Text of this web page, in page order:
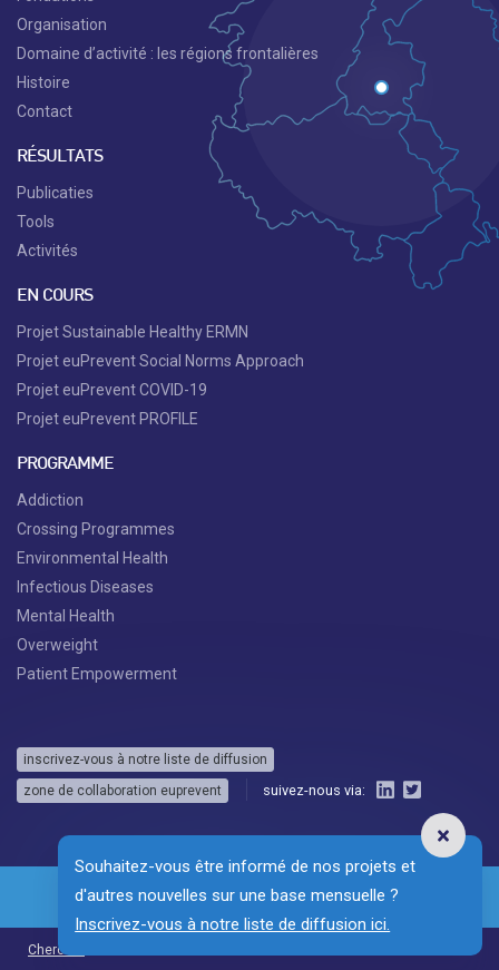
Chercher
Souhaitez-vous être informé de nos projets et
d'autres nouvelles sur une base mensuelle ?
Inscrivez-vous à notre liste de diffusion ici.
Organisation
Domaine d’activité : les régions frontalières
Histoire
Contact
RÉSULTATS
Publicaties
Tools
Activités
EN COURS
Projet Sustainable Healthy ERMN
Projet euPrevent Social Norms Approach
Projet euPrevent COVID-19
Projet euPrevent PROFILE
PROGRAMME
Addiction
Crossing Programmes
Environmental Health
Infectious Diseases
Mental Health
Overweight
Patient Empowerment
inscrivez-vous à notre liste de diffusion
zone de collaboration euprevent
suivez-nous via: